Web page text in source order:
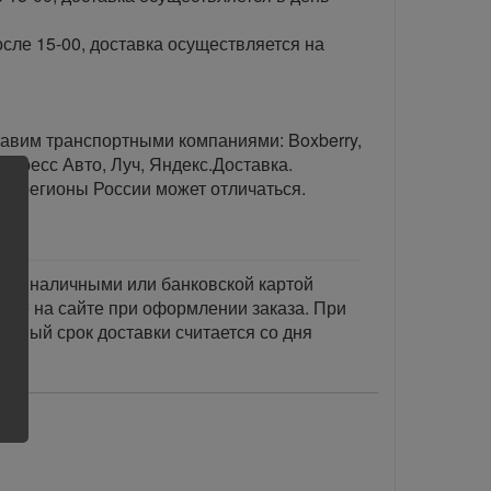
15-00, доставка осуществляется на
транспортными компаниями: Boxberry,
Авто, Луч, Яндекс.Доставка.
регионы России может отличаться.
наличными или банковской картой
на сайте при оформлении заказа. При
срок доставки считается со дня